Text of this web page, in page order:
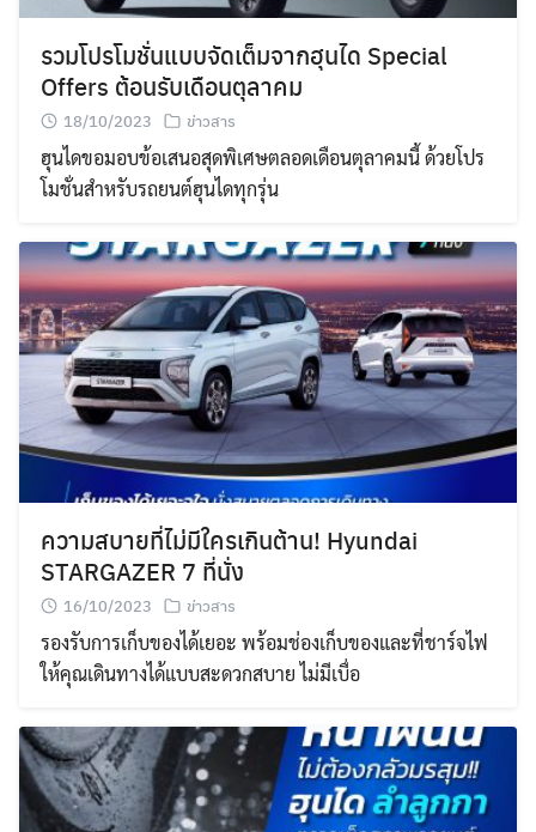
รวมโปรโมชั่นแบบจัดเต็มจากฮุนได Special
Offers ต้อนรับเดือนตุลาคม
18/10/2023 ข่าวสาร
ฮุนไดขอมอบข้อเสนอสุดพิเศษตลอดเดือนตุลาคมนี้ ด้วยโปร
โมชั่นสำหรับรถยนต์ฮุนไดทุกรุ่น
ความสบายที่ไม่มีใครเกินต้าน! Hyundai
STARGAZER 7 ที่นั่ง
16/10/2023 ข่าวสาร
รองรับการเก็บของได้เยอะ พร้อมช่องเก็บของและที่ชาร์จไฟ
ให้คุณเดินทางได้แบบสะดวกสบาย ไม่มีเบื่อ